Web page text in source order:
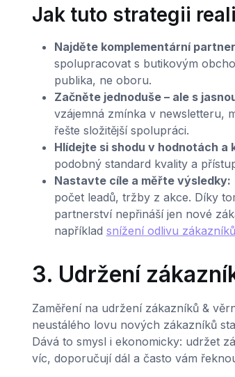
Jak tuto strategii
Najděte komplementární
spolupracovat s butikovým
publika, ne oboru.
Začněte jednoduše – ale s
vzájemná zmínka v newsletteru,
řešte složitější spolupráci.
Hlídejte si shodu v hodnotách a
podobný standard kvality a
Nastavte cíle a měřte výsledky:
počet leadů, tržby z akce. Díky
partnerství nepřináší jen nové
například snížení odlivu
3. Udržení
Zaměření na udržení zákazníků &
neustálého lovu nových zákazníků
Dává to smysl i ekonomicky: udržet
víc, doporučují dál a často vám